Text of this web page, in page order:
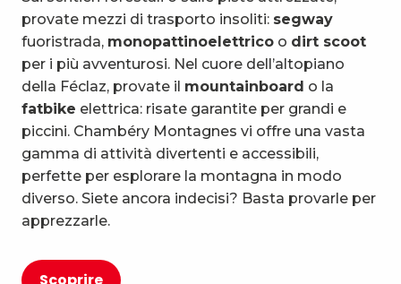
provate mezzi di trasporto insoliti: segway
fuoristrada, monopattinoelettrico o dirt scoot
per i più avventurosi. Nel cuore dell’altopiano
della Féclaz, provate il mountainboard o la
fatbike elettrica: risate garantite per grandi e
piccini. Chambéry Montagnes vi offre una vasta
gamma di attività divertenti e accessibili,
perfette per esplorare la montagna in modo
diverso. Siete ancora indecisi? Basta provarle per
apprezzarle.